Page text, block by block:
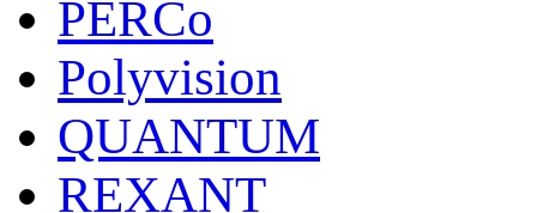
PERCo
Polyvision
QUANTUM
REXANT